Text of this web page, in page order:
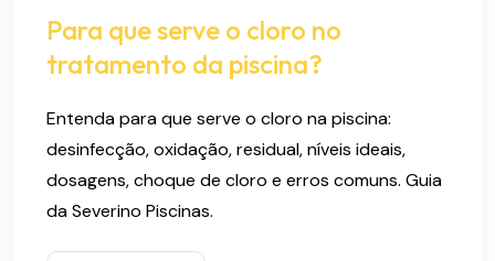
Para que serve o cloro no
tratamento da piscina?
Entenda para que serve o cloro na piscina:
desinfecção, oxidação, residual, níveis ideais,
dosagens, choque de cloro e erros comuns. Guia
da Severino Piscinas.